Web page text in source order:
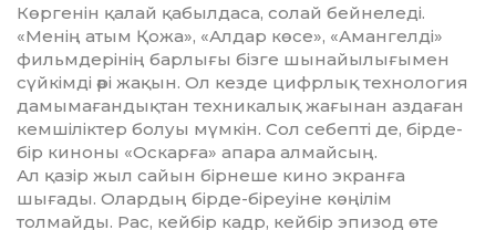
Көр­ге­нін қалай қабылдаса, солай бей­не­леді.
«Менің атым Қожа», «Алдар көсе», «Амангелді»
фильмдерінің бар­лығы бізге шынайылығымен
сүй­кімді әрі жақын. Ол кезде цифрлық технология
дамыма­ған­дықтан техникалық жағынан аз­даған
кемшіліктер болуы мүмкін. Сол себепті де, бірде-
бір киноны «Ос­карға» апара алмайсың.
Ал қазір жыл сайын бірнеше кино экранға
шығады. Олардың бірде-біреуіне көңілім
толмайды. Рас, кейбір кадр, кейбір эпизод өте